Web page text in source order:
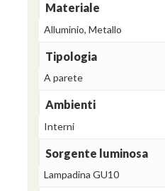
Materiale
Alluminio, Metallo
Tipologia
A parete
Ambienti
Interni
Sorgente luminosa
Lampadina GU10